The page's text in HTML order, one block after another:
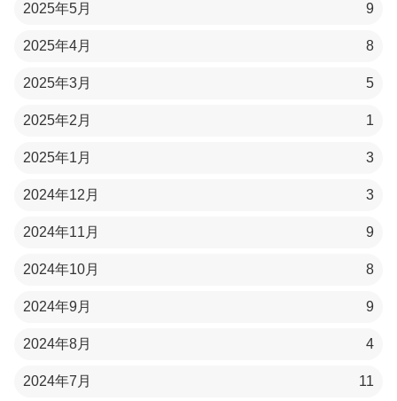
2025年5月 9
2025年4月 8
2025年3月 5
2025年2月 1
2025年1月 3
2024年12月 3
2024年11月 9
2024年10月 8
2024年9月 9
2024年8月 4
2024年7月 11